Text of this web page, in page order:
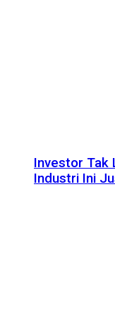
Investor Tak
Industri Ini